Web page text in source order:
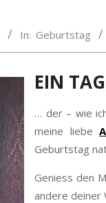
In: Geburtstag
EIN
… der – wie
meine liebe
Geburtstag
Geniess den
andere deiner